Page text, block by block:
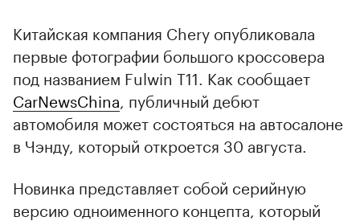
Китайская компания Chery опубликовала
первые фотографии большого кроссовера
под названием Fulwin T11. Как сообщает
CarNewsChina , публичный дебют
автомобиля может состояться на автосалоне
в Чэнду, который откроется 30 августа.
Новинка представляет собой серийную
версию одноименного концепта, который